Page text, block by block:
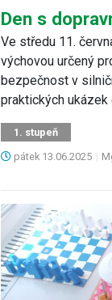
Den s
Ve středu 11.
výchovou určený
bezpečnost v
praktických
1. stupeň
pátek 13.06.2025 |